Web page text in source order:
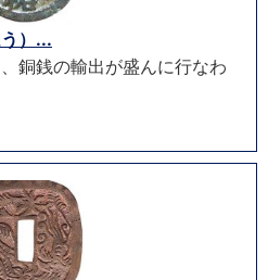
）...
銅銭の輸出が盛んに行なわ